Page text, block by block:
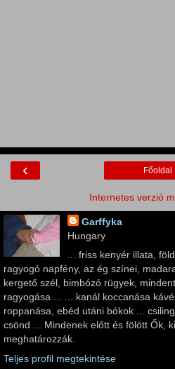
‹ Főoldal
Internetes verzió
Garffyka
Hungary
... friss kenyér illata,
ragyogó napfény, az ég színei,
kergető szél, bimbózó rügyek,
ragyogása ... ... kanál koccanása
roppanása, ebéd utáni bókok ...
csönd ... Mindenek előtt és fölött Ők,
meghatározzák.
Teljes profil megtekintése